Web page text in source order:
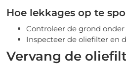
Hoe lekkages op te
Controleer de grond
Inspecteer de oliefilter en
Vervang de